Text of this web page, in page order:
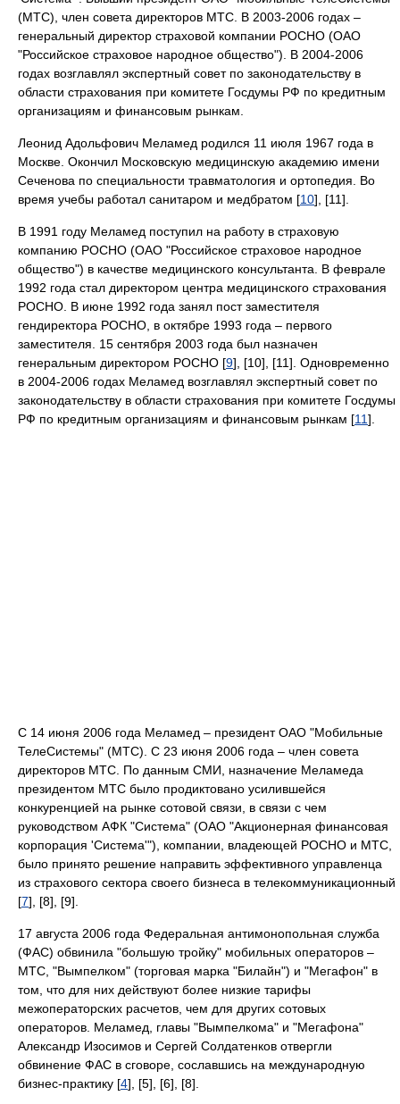
(МТС), член совета директоров МТС. В 2003-2006 годах –
генеральный директор страховой компании РОСНО (ОАО
"Российское страховое народное общество"). В 2004-2006
годах возглавлял экспертный совет по законодательству в
области страхования при комитете Госдумы РФ по кредитным
организациям и финансовым рынкам.
Леонид Адольфович Меламед родился 11 июля 1967 года в
Москве. Окончил Московскую медицинскую академию имени
Сеченова по специальности травматология и ортопедия. Во
время учебы работал санитаром и медбратом [10], [11].
В 1991 году Меламед поступил на работу в страховую
компанию РОСНО (ОАО "Российское страховое народное
общество") в качестве медицинского консультанта. В феврале
1992 года стал директором центра медицинского страхования
РОСНО. В июне 1992 года занял пост заместителя
гендиректора РОСНО, в октябре 1993 года – первого
заместителя. 15 сентября 2003 года был назначен
генеральным директором РОСНО [9], [10], [11]. Одновременно
в 2004-2006 годах Меламед возглавлял экспертный совет по
законодательству в области страхования при комитете Госдумы
РФ по кредитным организациям и финансовым рынкам [11].
С 14 июня 2006 года Меламед – президент ОАО "Мобильные
ТелеСистемы" (МТС). С 23 июня 2006 года – член совета
директоров МТС. По данным СМИ, назначение Меламеда
президентом МТС было продиктовано усилившейся
конкуренцией на рынке сотовой связи, в связи с чем
руководством АФК "Система" (ОАО "Акционерная финансовая
корпорация 'Система'"), компании, владеющей РОСНО и МТС,
было принято решение направить эффективного управленца
из страхового сектора своего бизнеса в телекоммуникационный
[7], [8], [9].
17 августа 2006 года Федеральная антимонопольная служба
(ФАС) обвинила "большую тройку" мобильных операторов –
МТС, "Вымпелком" (торговая марка "Билайн") и "Мегафон" в
том, что для них действуют более низкие тарифы
межоператорских расчетов, чем для других сотовых
операторов. Меламед, главы "Вымпелкома" и "Мегафона"
Александр Изосимов и Сергей Солдатенков отвергли
обвинение ФАС в сговоре, сославшись на международную
бизнес-практику [4], [5], [6], [8].